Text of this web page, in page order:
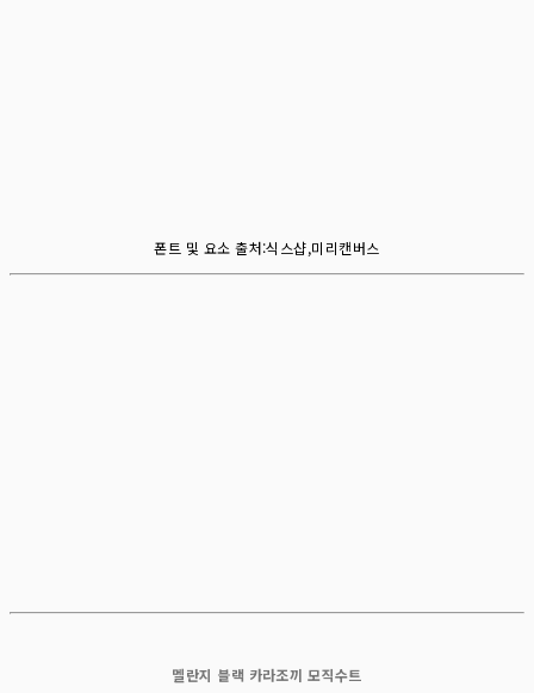
폰트 및 요소 출처:식스샵,미리캔버스
멜란지 블랙 카라조끼 모직수트